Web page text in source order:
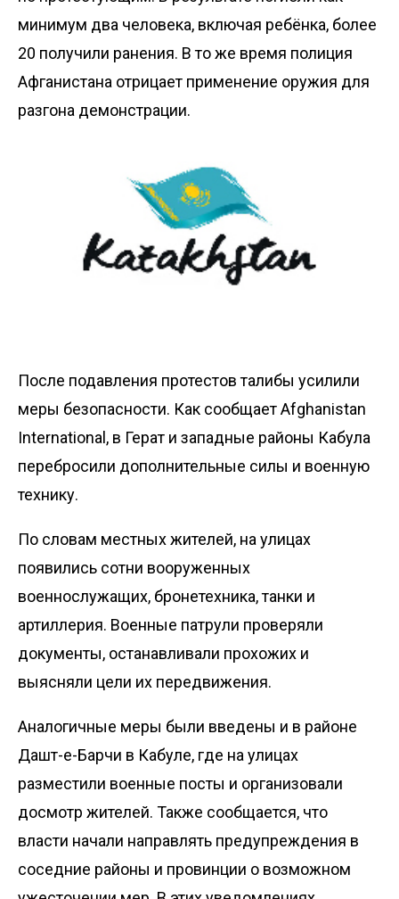
минимум два человека, включая ребёнка, более
20 получили ранения. В то же время полиция
Афганистана отрицает применение оружия для
разгона демонстрации.
После подавления протестов талибы усилили
меры безопасности. Как сообщает Afghanistan
International, в Герат и западные районы Кабула
перебросили дополнительные силы и военную
технику.
По словам местных жителей, на улицах
появились сотни вооруженных
военнослужащих, бронетехника, танки и
артиллерия. Военные патрули проверяли
документы, останавливали прохожих и
выясняли цели их передвижения.
Аналогичные меры были введены и в районе
Дашт-е-Барчи в Кабуле, где на улицах
разместили военные посты и организовали
досмотр жителей. Также сообщается, что
власти начали направлять предупреждения в
соседние районы и провинции о возможном